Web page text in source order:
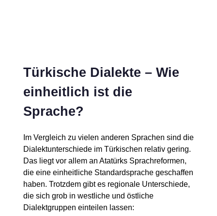
Türkische Dialekte – Wie
einheitlich ist die
Sprache?
Im Vergleich zu vielen anderen Sprachen sind die
Dialektunterschiede im Türkischen relativ gering.
Das liegt vor allem an Atatürks Sprachreformen,
die eine einheitliche Standardsprache geschaffen
haben. Trotzdem gibt es regionale Unterschiede,
die sich grob in westliche und östliche
Dialektgruppen einteilen lassen: